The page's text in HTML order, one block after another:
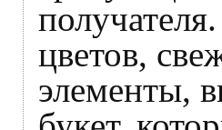
цветов,
элементы,